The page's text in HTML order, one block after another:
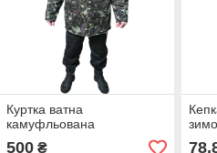
Куртка ватна
камуфльована
500₴